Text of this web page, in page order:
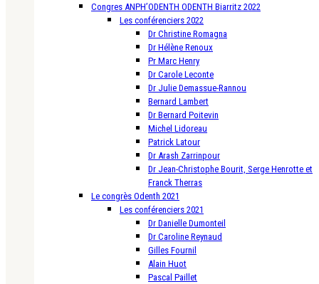
Congres ANPH’ODENTH ODENTH Biarritz 2022
Les conférenciers 2022
Dr Christine Romagna
Dr Hélène Renoux
Pr Marc Henry
Dr Carole Leconte
Dr Julie Demassue-Rannou
Bernard Lambert
Dr Bernard Poitevin
Michel Lidoreau
Patrick Latour
Dr Arash Zarrinpour
Dr Jean-Christophe Bourit, Serge Henrotte et
Franck Therras
Le congrès Odenth 2021
Les conférenciers 2021
Dr Danielle Dumonteil
Dr Caroline Reynaud
Gilles Fournil
Alain Huot
Pascal Paillet